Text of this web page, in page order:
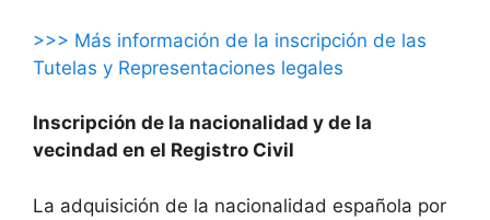
>>> Más información de la inscripción de las
Tutelas y Representaciones legales
Inscripción de la nacionalidad y de la
vecindad en el Registro Civil
La adquisición de la nacionalidad española por